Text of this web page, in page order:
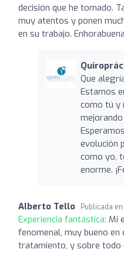
decisión que he tomado.
muy atentos y ponen
en su trabajo.
Que
Estamos
como tú y
evolución
como yo,
enorme.
Alberto Tello Publicada en
Experiencia fantástica: Mi
fenomenal, muy bueno
tratamiento, y sobre todo